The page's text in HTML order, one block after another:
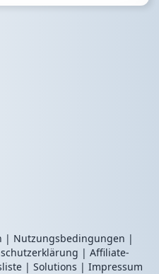
| Nutzungsbedingungen |
| Affiliate-
| Solutions | Impressum